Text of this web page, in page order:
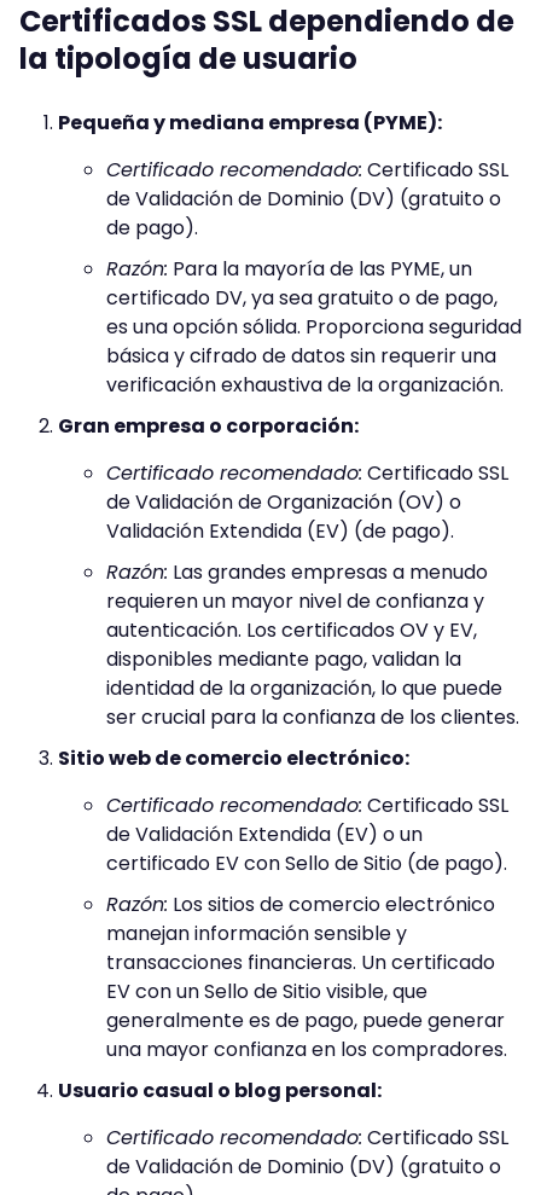
Certificados SSL dependiendo de
la tipología de usuario
Pequeña y mediana empresa (PYME):
Certificado recomendado: Certificado SSL
de Validación de Dominio (DV) (gratuito o
de pago).
Razón: Para la mayoría de las PYME, un
certificado DV, ya sea gratuito o de pago,
es una opción sólida. Proporciona seguridad
básica y cifrado de datos sin requerir una
verificación exhaustiva de la organización.
Gran empresa o corporación:
Certificado recomendado: Certificado SSL
de Validación de Organización (OV) o
Validación Extendida (EV) (de pago).
Razón: Las grandes empresas a menudo
requieren un mayor nivel de confianza y
autenticación. Los certificados OV y EV,
disponibles mediante pago, validan la
identidad de la organización, lo que puede
ser crucial para la confianza de los clientes.
Sitio web de comercio electrónico:
Certificado recomendado: Certificado SSL
de Validación Extendida (EV) o un
certificado EV con Sello de Sitio (de pago).
Razón: Los sitios de comercio electrónico
manejan información sensible y
transacciones financieras. Un certificado
EV con un Sello de Sitio visible, que
generalmente es de pago, puede generar
una mayor confianza en los compradores.
Usuario casual o blog personal:
Certificado recomendado: Certificado SSL
de Validación de Dominio (DV) (gratuito o